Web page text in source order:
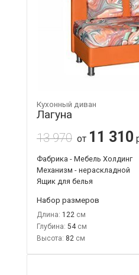
Кухонный диван
Лагуна
13 970 от 11 310
Фабрика - Мебель Холдинг
Механизм - нераскладной
Ящик для белья
Набор размеров
Длина: 122
Глубина: 54
Высота: 82